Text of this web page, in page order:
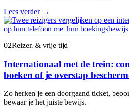
Lees verder →
02Reizen & vrije tijd
Internationaal met de trein:
boeken of je overstap
Zo herken je een doorgaand ticket,
bewaar je het juiste bewijs.